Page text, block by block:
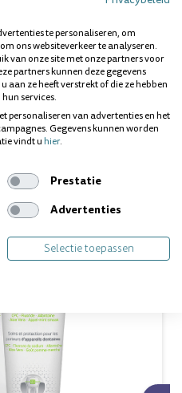
Wij helpen je
te personaliseren, om
ons websiteverkeer te analyseren.
van onze site met onze partners voor
partners kunnen deze gegevens
ze heeft verstrekt of die ze hebben
services.
personaliseren van advertenties en het
Gegevens kunnen worden
vindt uhier.
Prestatie
Advertenties
Selectie toepassen